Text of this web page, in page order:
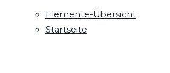
Elemente-Übersicht
Startseite